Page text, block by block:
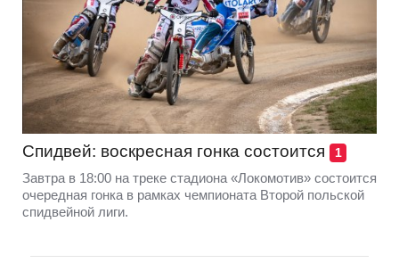
Спидвей: воскресная гонка состоится 1
Завтра в 18:00 на треке стадиона «Локомотив» состоится
очередная гонка в рамках чемпионата Второй польской
спидвейной лиги.